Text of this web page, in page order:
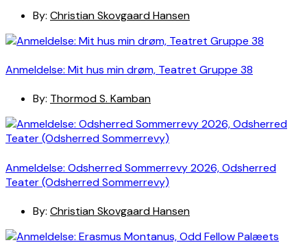
By: Christian Skovgaard Hansen
Anmeldelse: Mit hus min drøm, Teatret Gruppe 38
By: Thormod S. Kamban
Anmeldelse: Odsherred Sommerrevy 2026, Odsherred
Teater (Odsherred Sommerrevy)
By: Christian Skovgaard Hansen